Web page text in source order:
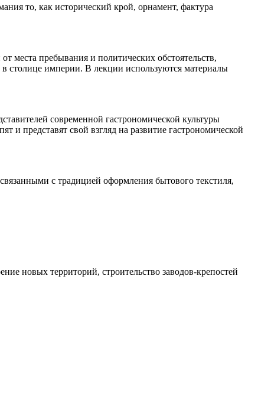
то, как исторический крой, орнамент, фактура
места пребывания и политических обстоятельств,
столице империи. В лекции используются материалы
современной гастрономической культуры
представят свой взгляд на развитие гастрономической
с традицией оформления бытового текстиля,
новых территорий, строительство заводов-крепостей